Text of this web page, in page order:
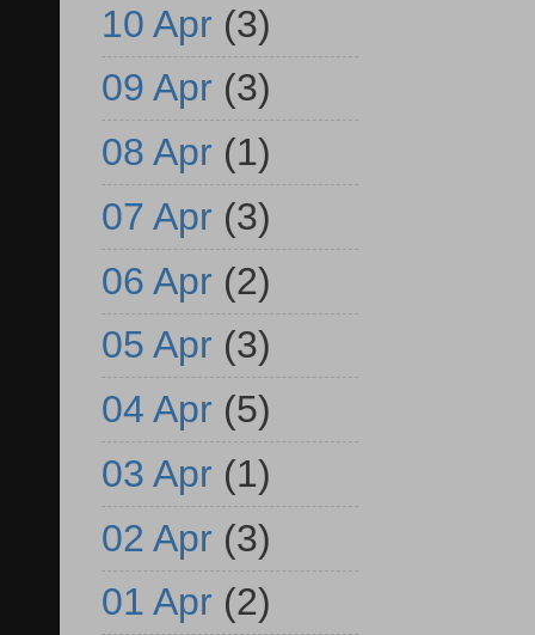
10 Apr (3)
09 Apr (3)
08 Apr (1)
07 Apr (3)
06 Apr (2)
05 Apr (3)
04 Apr (5)
03 Apr (1)
02 Apr (3)
01 Apr (2)